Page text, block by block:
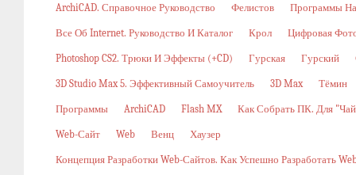
ArchiCAD. Справочное Руководство Фелистов Программы
Все Об Internet. Руководство И Каталог Крол Цифровая
Photoshop CS2. Трюки И Эффекты (+CD) Гурская Гурский
3D Studio Max 5. Эффективный Самоучитель 3D Max Тёмин
Программы ArchiCAD Flash MX Как Собрать ПК. Для
Web-Сайт Web Венц Хаузер
Концепция Разработки Web-Сайтов. Как Успешно Разработать